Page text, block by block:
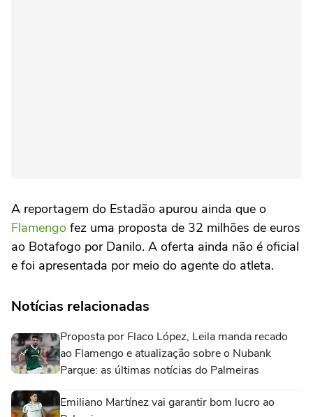
A reportagem do Estadão apurou ainda que o
Flamengo fez uma proposta de 32 milhões de euros
ao Botafogo por Danilo. A oferta ainda não é oficial
e foi apresentada por meio do agente do atleta.
Notícias relacionadas
Proposta por Flaco López, Leila manda recado
ao Flamengo e atualização sobre o Nubank
Parque: as últimas notícias do Palmeiras
Emiliano Martínez vai garantir bom lucro ao